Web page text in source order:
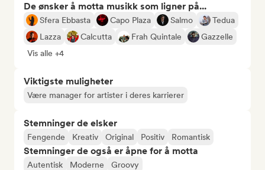
De ønsker å motta musikk som ligner på...
Sfera Ebbasta Capo Plaza Salmo
Tedua
Lazza
Calcutta Frah Quintale
Gazzelle
Vis alle +4
Viktigste muligheter
Være manager for artister i deres karrierer
Stemninger de elsker
Fengende Kreativ Original Positiv Romantisk
Stemninger de også er åpne for å motta
Autentisk Moderne Groovy